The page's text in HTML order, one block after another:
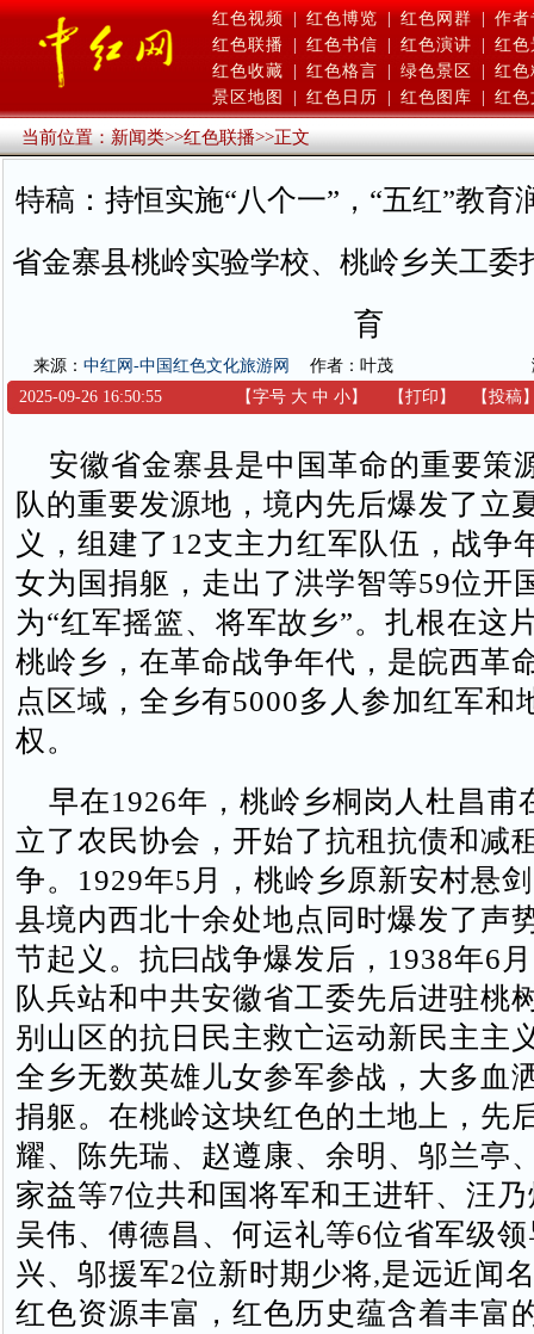
红色视频 | 红色博览 | 红色网群 | 作者
红色联播
红色书信 红色演讲
红色
红色收藏
红色格言 绿色景区
红色
景区地图
红色日历 红色图库 红色
当前位置：新闻类>>红色联播>>正文
特稿：持恒实施“八个一”，“五红”教
省金寨县桃岭实验学校、桃岭乡关工委
育
来源： 中红网-中国红色文化旅游网 作者：叶茂
2025-09-26 16:50:55
【字号 大 中 小】 【打印 】 【投稿
安徽省金寨县是中国革命的重要策
队的重要发源地，境内先后爆发了立
义，组建了12支主力红军队伍，战争
女为国捐躯，走出了洪学智等59位开
为“红军摇篮、将军故乡”。扎根在这
桃岭乡，在革命战争年代，是皖西革
点区域，全乡有5000多人参加红军和
权。
早在1926年，桃岭乡桐岗人杜昌甫
立了农民协会，开始了抗租抗债和减
争。1929年5月，桃岭乡原新安村悬
县境内西北十余处地点同时爆发了声
节起义。抗曰战争爆发后，1938年6
队兵站和中共安徽省工委先后进驻桃
别山区的抗日民主救亡运动新民主主
全乡无数英雄儿女参军参战，大多血
捐躯。在桃岭这块红色的土地上，先
耀、陈先瑞、赵遵康、余明、邬兰亭
家益等7位共和国将军和王进轩、汪
吴伟、傅德昌、何运礼等6位省军级
兴、邬援军2位新时期少将,是远近闻
红色资源丰富，红色历史蕴含着丰富